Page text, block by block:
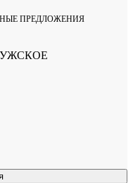
ПРЕДЛОЖЕНИЯ